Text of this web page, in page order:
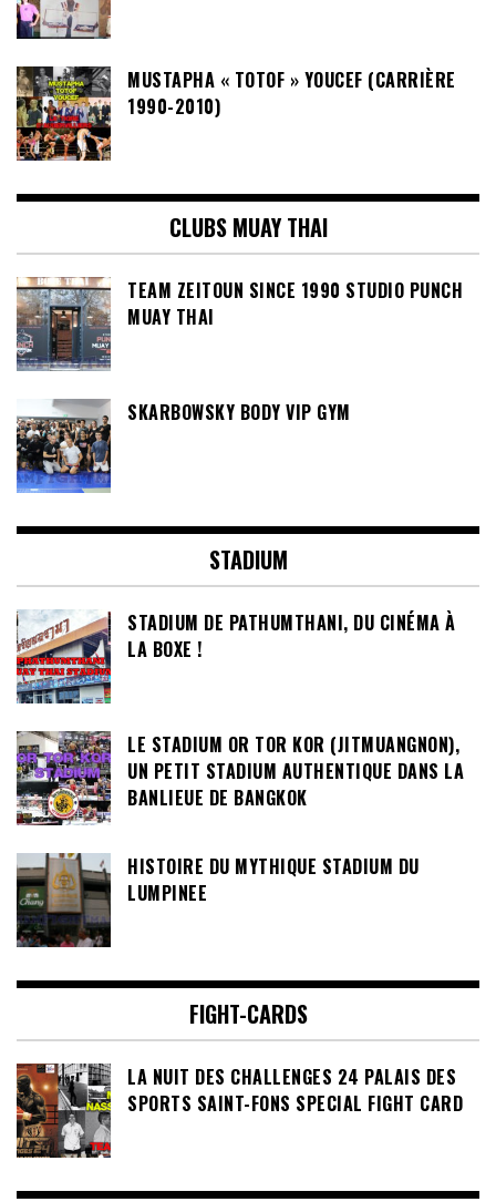
MUSTAPHA « TOTOF » YOUCEF (CARRIÈRE
1990-2010)
CLUBS MUAY THAI
TEAM ZEITOUN SINCE 1990 STUDIO PUNCH
MUAY THAI
SKARBOWSKY BODY VIP GYM
STADIUM
STADIUM DE PATHUMTHANI, DU CINÉMA À
LA BOXE !
LE STADIUM OR TOR KOR (JITMUANGNON),
UN PETIT STADIUM AUTHENTIQUE DANS LA
BANLIEUE DE BANGKOK
HISTOIRE DU MYTHIQUE STADIUM DU
LUMPINEE
FIGHT-CARDS
LA NUIT DES CHALLENGES 24 PALAIS DES
SPORTS SAINT-FONS SPECIAL FIGHT CARD